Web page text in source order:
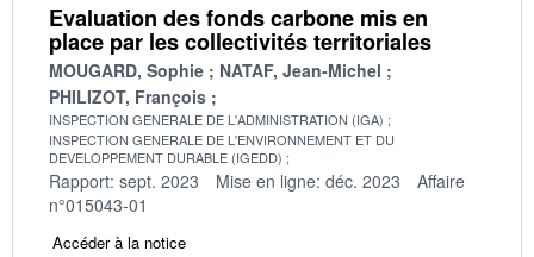
Evaluation des fonds carbone mis en
place par les collectivités territoriales
MOUGARD, Sophie
NATAF, Jean-Michel
PHILIZOT, François
INSPECTION GENERALE DE L'ADMINISTRATION (IGA)
INSPECTION GENERALE DE L'ENVIRONNEMENT ET DU
DEVELOPPEMENT DURABLE (IGEDD)
Rapport: sept. 2023 Mise en ligne: déc. 2023
Affaire
n°015043-01
Accéder à la notice